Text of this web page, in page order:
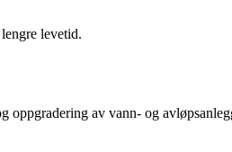
levetid.
oppgradering av vann- og